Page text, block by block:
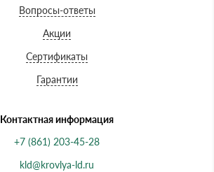
Вопросы-ответы
Акции
Сертификаты
Гарантии
Контактная информация
+7 (861) 203-45-28
kld@krovlya-ld.ru